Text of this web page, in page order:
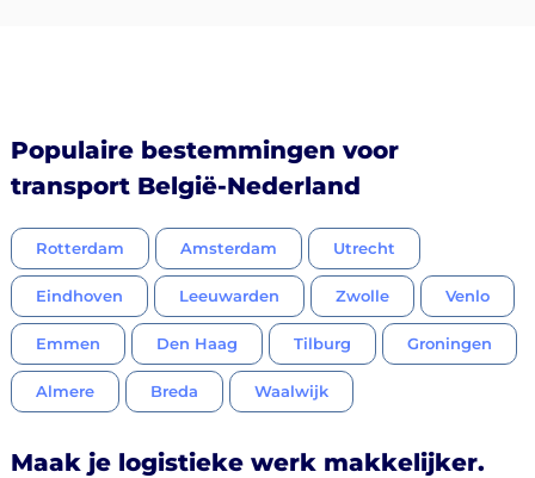
Populaire bestemmingen voor
transport België-Nederland
Rotterdam Amsterdam Utrecht
Eindhoven Leeuwarden Zwolle Venlo
Emmen Den Haag Tilburg Groningen
Almere Breda Waalwijk
Maak je logistieke werk makkelijker.